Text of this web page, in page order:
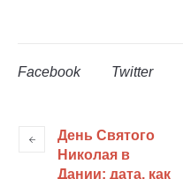
Facebook Twitter
День Святого
Николая в
Дании: дата, как